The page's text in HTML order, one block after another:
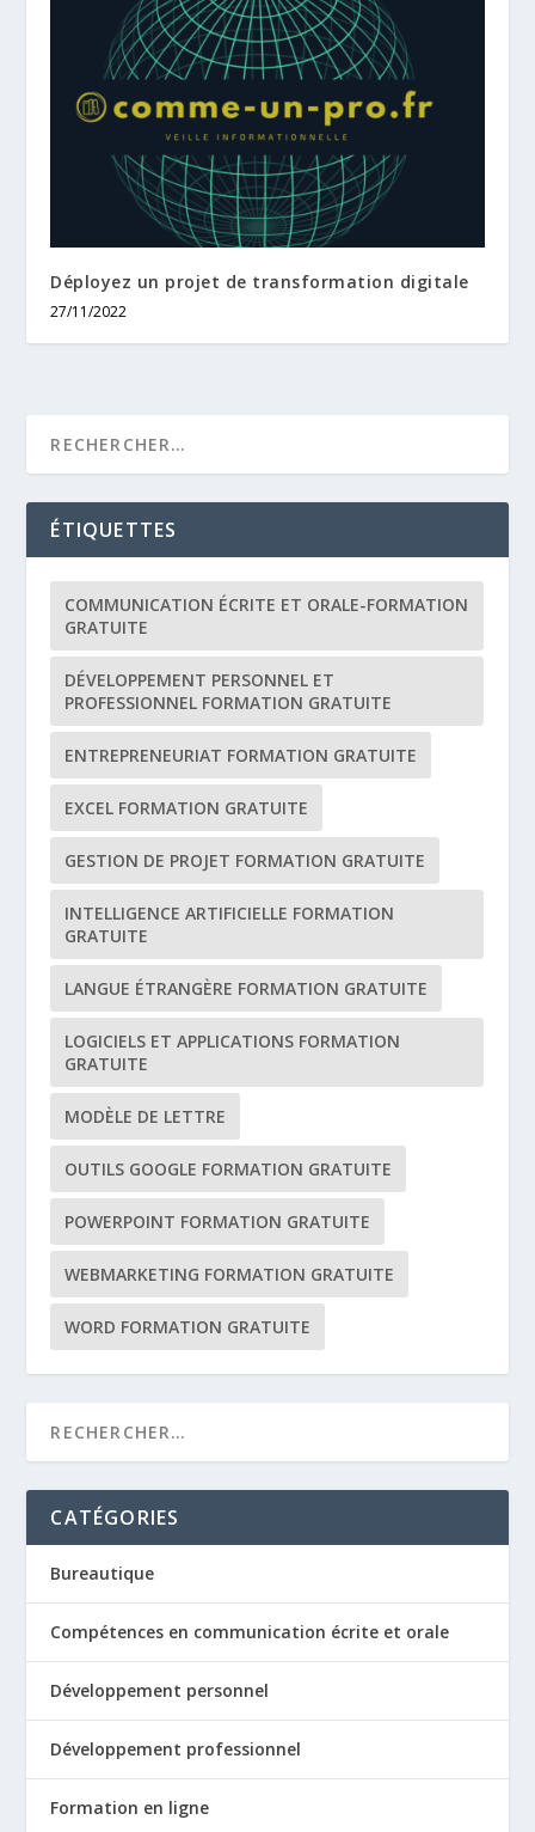
Déployez un projet de transformation digitale
27/11/2022
ÉTIQUETTES
COMMUNICATION ÉCRITE ET ORALE-FORMATION
GRATUITE
DÉVELOPPEMENT PERSONNEL ET
PROFESSIONNEL FORMATION GRATUITE
ENTREPRENEURIAT FORMATION GRATUITE
EXCEL FORMATION GRATUITE
GESTION DE PROJET FORMATION GRATUITE
INTELLIGENCE ARTIFICIELLE FORMATION
GRATUITE
LANGUE ÉTRANGÈRE FORMATION GRATUITE
LOGICIELS ET APPLICATIONS FORMATION
GRATUITE
MODÈLE DE LETTRE
OUTILS GOOGLE FORMATION GRATUITE
POWERPOINT FORMATION GRATUITE
WEBMARKETING FORMATION GRATUITE
WORD FORMATION GRATUITE
CATÉGORIES
Bureautique
Compétences en communication écrite et orale
Développement personnel
Développement professionnel
Formation en ligne